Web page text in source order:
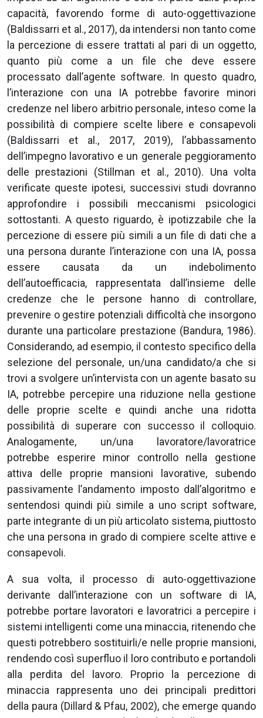
capacità, favorendo forme di auto-oggettivazione
(Baldissarri et al., 2017), da intendersi non tanto come
la percezione di essere trattati al pari di un oggetto,
quanto più come a un file che deve essere
processato dall’agente software. In questo quadro,
l’interazione con una IA potrebbe favorire minori
credenze nel libero arbitrio personale, inteso come la
possibilità di compiere scelte libere e consapevoli
(Baldissarri et al., 2017, 2019), l’abbassamento
dell’impegno lavorativo e un generale peggioramento
delle prestazioni (Stillman et al., 2010). Una volta
verificate queste ipotesi, successivi studi dovranno
approfondire i possibili meccanismi psicologici
sottostanti. A questo riguardo, è ipotizzabile che la
percezione di essere più simili a un file di dati che a
una persona durante l’interazione con una IA, possa
essere causata da un indebolimento
dell’autoefficacia, rappresentata dall’insieme delle
credenze che le persone hanno di controllare,
prevenire o gestire potenziali difficoltà che insorgono
durante una particolare prestazione (Bandura, 1986).
Considerando, ad esempio, il contesto specifico della
selezione del personale, un/una candidato/a che si
trovi a svolgere un’intervista con un agente basato su
IA, potrebbe percepire una riduzione nella gestione
delle proprie scelte e quindi anche una ridotta
possibilità di superare con successo il colloquio.
Analogamente, un/una lavoratore/lavoratrice
potrebbe esperire minor controllo nella gestione
attiva delle proprie mansioni lavorative, subendo
passivamente l’andamento imposto dall’algoritmo e
sentendosi quindi più simile a uno script software,
parte integrante di un più articolato sistema, piuttosto
che una persona in grado di compiere scelte attive e
consapevoli.
A sua volta, il processo di auto-oggettivazione
derivante dall’interazione con un software di IA,
potrebbe portare lavoratori e lavoratrici a percepire i
sistemi intelligenti come una minaccia, ritenendo che
questi potrebbero sostituirli/e nelle proprie mansioni,
rendendo così superfluo il loro contributo e portandoli
alla perdita del lavoro. Proprio la percezione di
minaccia rappresenta uno dei principali predittori
della paura (Dillard & Pfau, 2002), che emerge quando